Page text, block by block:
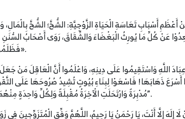
أَعْظَمِ أَسْبَابِ تَعَاسَةِ الْحَيَاةِ الزَّوْجِيَّةِ: الشُّحَّ؛ الشُّحَّ
عَنْ كُلِّ مَا يُورِثُ الْبَغْضَاءَ وَالشِّقَاقَ، رَوَى أَصْحَابُ
فَظَلَمُوا، وَأَمَرَهُمْ بِالْقَطِيعَةِ فَقَطَعُوا، وَأَمَرَهُمْ بِالْفُجُورِ فَفَجَرُوا، وَإِيَّاكُمْ وَالظُّلْمَ، فَإِنَّ الظُّلْمَ ظُلُمَاتٌ يَوْمَ الْقِيَامَةِ».
عِبَادَ اللَّهِ وَاسْتَقِيمُوا عَلَى دِينِهِ، وَاعْلَمُوا أَنَّ الْعَاقِلَ مَنْ
أَسْرَعَ ذَهَابَهَا! فَاسْعَوْا لِبِنَاءِ بُيُوتٍ تُشِيدُ صُرُوحَهَا عَلَى
مُدْبِرَةً وَارْتَحَلَتِ الْآخِرَةُ مُقْبِلَةً وَلِكُلِّ وَاحِدَةٍ مِنْهُمَا بَنُونَ فَكُونُوا مِنْ أَبْنَاءِ الْآخِرَةِ وَلَا تَكُونُوا مِنْ أَبْنَاءِ الدُّنْيَا فَإِنَّ الْيَوْمَ عَمَلٌ وَلَا حِسَابَ وَغَدًا حِسَابٌ وَلَا عَمَلَ”.
لَا إِلَهَ إِلَّا أَنْتَ، يَا رَحْمَنُ يَا رَحِيمُ، اللَّهُمَّ وَفِّقِ